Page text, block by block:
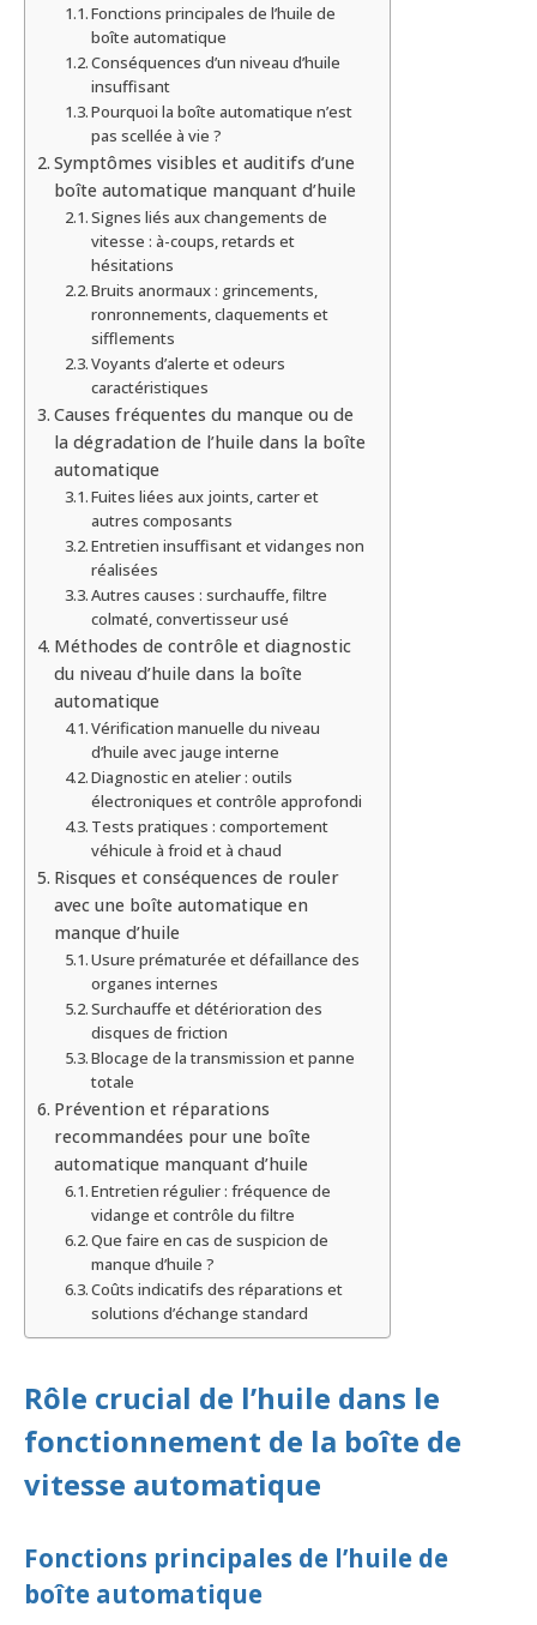
Fonctions principales de l’huile de
boîte automatique
Conséquences d’un niveau d’huile
insuffisant
Pourquoi la boîte automatique n’est
pas scellée à vie ?
Symptômes visibles et auditifs d’une
boîte automatique manquant d’huile
Signes liés aux changements de
vitesse : à-coups, retards et
hésitations
Bruits anormaux : grincements,
ronronnements, claquements et
sifflements
Voyants d’alerte et odeurs
caractéristiques
Causes fréquentes du manque ou de
la dégradation de l’huile dans la boîte
automatique
Fuites liées aux joints, carter et
autres composants
Entretien insuffisant et vidanges non
réalisées
Autres causes : surchauffe, filtre
colmaté, convertisseur usé
Méthodes de contrôle et diagnostic
du niveau d’huile dans la boîte
automatique
Vérification manuelle du niveau
d’huile avec jauge interne
Diagnostic en atelier : outils
électroniques et contrôle approfondi
Tests pratiques : comportement
véhicule à froid et à chaud
Risques et conséquences de rouler
avec une boîte automatique en
manque d’huile
Usure prématurée et défaillance des
organes internes
Surchauffe et détérioration des
disques de friction
Blocage de la transmission et panne
totale
Prévention et réparations
recommandées pour une boîte
automatique manquant d’huile
Entretien régulier : fréquence de
vidange et contrôle du filtre
Que faire en cas de suspicion de
manque d’huile ?
Coûts indicatifs des réparations et
solutions d’échange standard
Rôle crucial de l’huile dans le
fonctionnement de la boîte de
vitesse automatique
Fonctions principales de l’huile de
boîte automatique